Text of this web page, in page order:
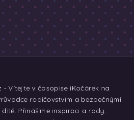
- Vítejte v časopise iKočárek na
rodičovstvím a bezpečnými
Přinášíme inspiraci a rady.